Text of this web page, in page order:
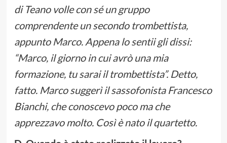
di Teano volle con sé un gruppo
comprendente un secondo trombettista,
appunto Marco. Appena lo sentii gli dissi:
“Marco, il giorno in cui avrò una mia
formazione, tu sarai il trombettista”. Detto,
fatto. Marco suggerì il sassofonista Francesco
Bianchi, che conoscevo poco ma che
apprezzavo molto. Così è nato il quartetto.